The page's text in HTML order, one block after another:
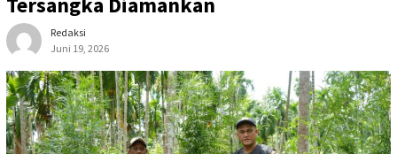
Redaksi
Juni 19, 2026